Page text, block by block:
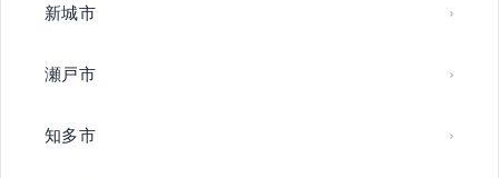
新城市
瀬戸市
知多市